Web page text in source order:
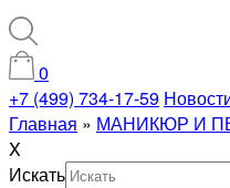
0
+7 (499) 734-17-59
Главная » МАНИКЮР И
X
Искать